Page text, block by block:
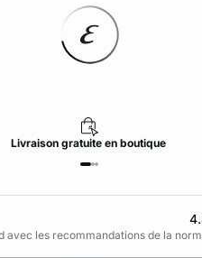
Livraison gratuite en boutique
avec les recommandations de la